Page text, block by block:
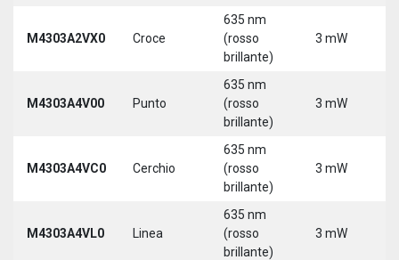
M4303A2VX0 Croce
635 nm
(rosso
brillante)
3 mW
M4303A4V00 Punto
635 nm
(rosso
brillante)
3 mW
M4303A4VC0 Cerchio
635 nm
(rosso
brillante)
3 mW
M4303A4VL0 Linea
635 nm
(rosso
brillante)
3 mW